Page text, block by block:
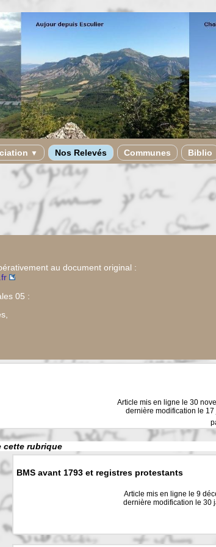
▼ Nos Relevés Communes Biblio
au document original :
05 :
Article mis en ligne le30
dernière modification le
cette rubrique
BMS avant 1793 et registres protestants
Article mis en ligne le 9
dernière modification le 30